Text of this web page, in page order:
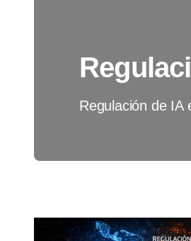
Regulación de IA